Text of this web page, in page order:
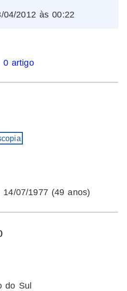
04/2012 às 00:22
0 artigo
14/07/1977 (49 anos)
do Sul